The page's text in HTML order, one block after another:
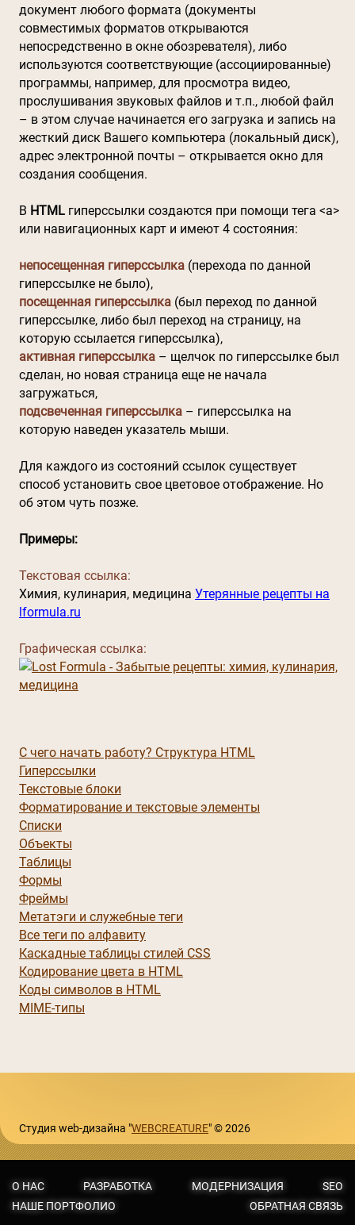
документ любого формата (документы
совместимых форматов открываются
непосредственно в окне обозревателя), либо
используются соответствующие (ассоциированные)
программы, например, для просмотра видео,
прослушивания звуковых файлов и т.п., любой файл
– в этом случае начинается его загрузка и запись на
жесткий диск Вашего компьютера (локальный диск),
адрес электронной почты – открывается окно для
создания сообщения.
В HTML гиперссылки создаются при помощи тега <a>
или навигационных карт и имеют 4 состояния:
непосещенная гиперссылка (перехода по данной
гиперссылке не было),
посещенная гиперссылка (был переход по данной
гиперссылке, либо был переход на страницу, на
которую ссылается гиперссылка),
активная гиперссылка – щелчок по гиперссылке был
сделан, но новая страница еще не начала
загружаться,
подсвеченная гиперссылка – гиперссылка на
которую наведен указатель мыши.
Для каждого из состояний ссылок существует
способ установить свое цветовое отображение. Но
об этом чуть позже.
Примеры:
Текстовая ссылка:
Химия, кулинария, медицина Утерянные рецепты на
lformula.ru
Графическая ссылка:
С чего начать работу? Структура HTML
Гиперссылки
Текстовые блоки
Форматирование и текстовые элементы
Списки
Объекты
Таблицы
Формы
Фреймы
Метатэги и служебные теги
Все теги по алфавиту
Каскадные таблицы стилей CSS
Кодирование цвета в HTML
Коды символов в HTML
MIME-типы
Студия web-дизайна "WEBCREATURE" © 2026
О НАС РАЗРАБОТКА МОДЕРНИЗАЦИЯ
SEO
НАШЕ ПОРТФОЛИО
ОБРАТНАЯ СВЯЗЬ